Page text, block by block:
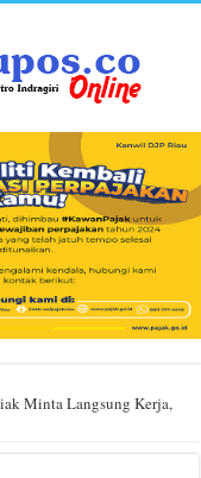
Minta Langsung Kerja,